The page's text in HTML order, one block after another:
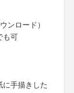
ンロード）
も可
手描きした